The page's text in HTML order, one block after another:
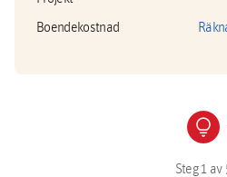
Boendekostnad
lightbulb